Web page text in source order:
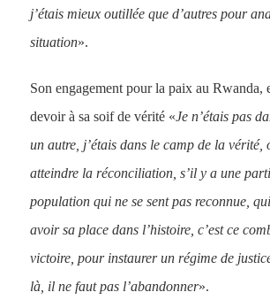
j’étais mieux outillée que d’autres pour
situation».
Son engagement pour la paix au Rwanda,
devoir à sa soif de vérité «Je n’étais pas
un autre, j’étais dans le camp de la vérité,
atteindre la réconciliation, s’il y a une
population qui ne se sent pas reconnue,
avoir sa place dans l’histoire, c’est ce
victoire, pour instaurer un régime de
là, il ne faut pas l’abandonner».